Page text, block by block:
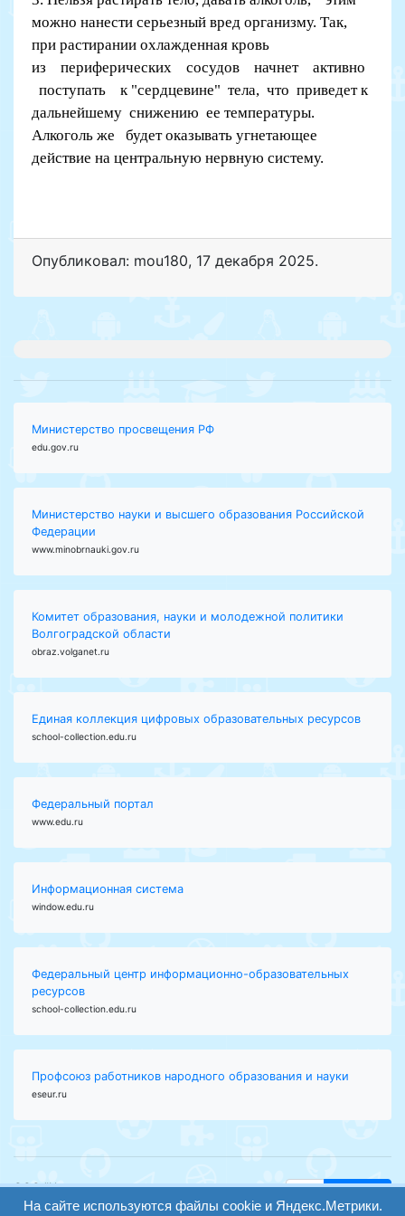
можно нанести серьезный вред организму. Так,
при растирании охлажденная кровь
из периферических сосудов начнет активно
поступать к "сердцевине" тела, что приведет к
дальнейшему снижению ее температуры.
Алкоголь же будет оказывать угнетающее
действие на центральную нервную систему.
Опубликовал: mou180, 17 декабря 2025.
Министерство просвещения РФ
edu.gov.ru
Министерство науки и высшего образования Российской
Федерации
www.minobrnauki.gov.ru
Комитет образования, науки и молодежной политики
Волгоградской области
obraz.volganet.ru
Единая коллекция цифровых образовательных ресурсов
school-collection.edu.ru
Федеральный портал
www.edu.ru
Информационная система
window.edu.ru
Федеральный центр информационно-образовательных
ресурсов
school-collection.edu.ru
Профсоюз работников народного образования и науки
eseur.ru
ООО "Центр
образования и
На сайте используются файлы cookie и Яндекс.Метрики.